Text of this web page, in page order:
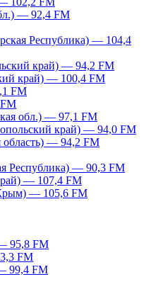
— 92,4 FM
Республика) — 104,4
край) — 94,2 FM
край) — 100,4 FM
FM
обл.) — 97,1 FM
край) — 94,0 FM
область) — 94,2 FM
Республика) — 90,3 FM
— 107,4 FM
— 105,6 FM
95,8 FM
FM
99,4 FM